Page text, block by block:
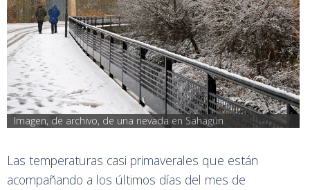
Imagen, de archivo, de una nevada en Sahagún
Las temperaturas casi primaverales que están
acompañando a los últimos días del mes de